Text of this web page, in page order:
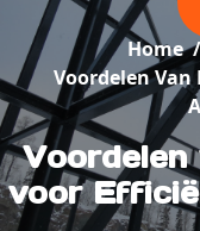
Home
Voordelen Van
Voordelen
voor